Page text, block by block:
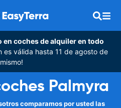
en coches de alquiler en todo
es válida hasta 11 de agosto de
Palmyra
comparamos por usted las